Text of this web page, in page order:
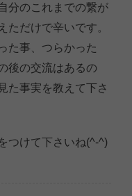
分のこれまでの繋が
ただけで辛いです。
た事、つらかった
後の交流はあるの
た事実を教えて下さ
つけて下さいね(^-^)